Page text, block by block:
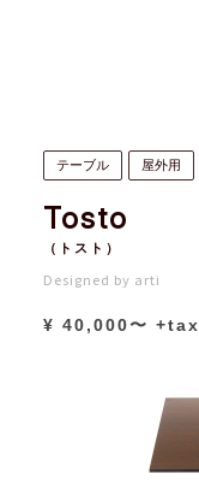
テーブル 屋外用
Tosto
（トスト）
Designed by arti
¥ 40,000〜 +tax